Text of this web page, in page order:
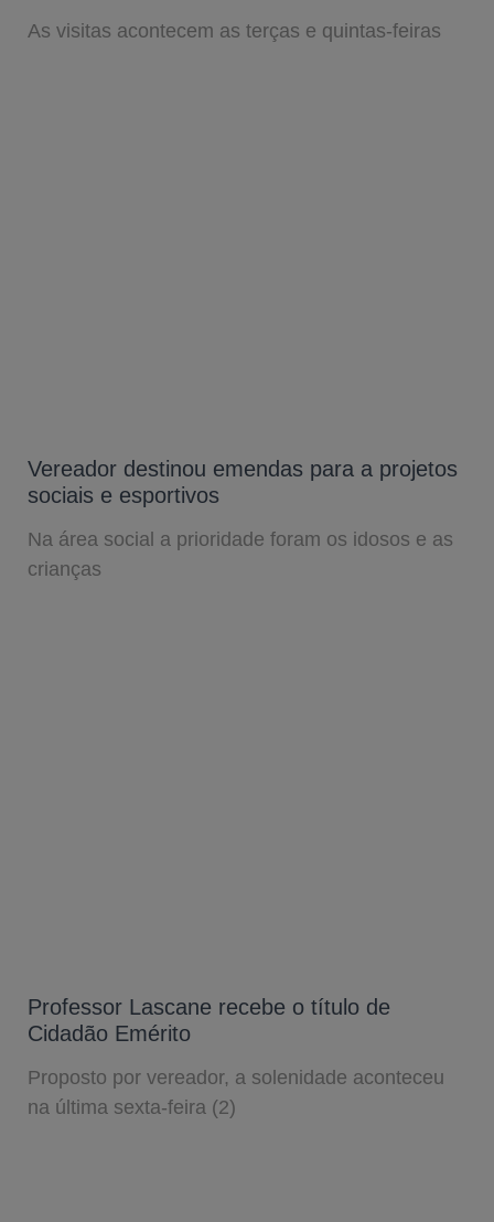
As visitas acontecem as terças e quintas-feiras
Vereador destinou emendas para a projetos
sociais e esportivos
Na área social a prioridade foram os idosos e as
crianças
Professor Lascane recebe o título de
Cidadão Emérito
Proposto por vereador, a solenidade aconteceu
na última sexta-feira (2)